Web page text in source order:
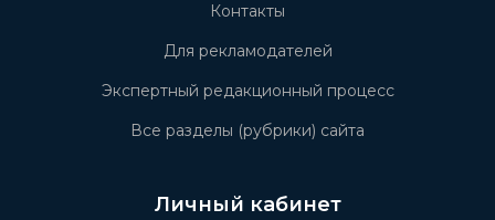
Контакты
Для рекламодателей
Экспертный редакционный процесс
Все разделы (рубрики) сайта
Личный кабинет